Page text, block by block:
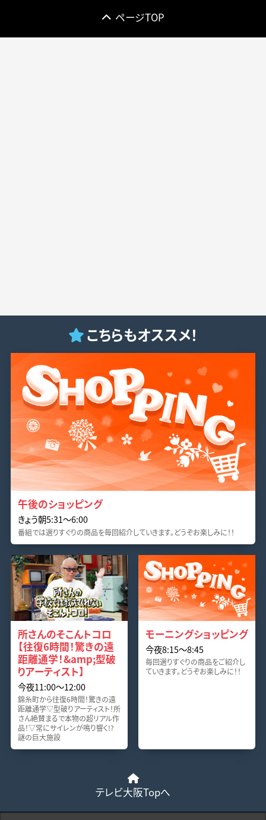
ページTOP
こちらもオススメ！
午後のショッピング
きょう朝5:31〜6:00
番組では選りすぐりの商品を毎回紹介していきます。どうぞお楽しみに！！
所さんのそこんトコロ
【往復6時間！驚きの遠
距離通学！&amp;型破
りアーティスト】
今夜11:00〜12:00
錦糸町から往復6時間！驚きの遠
距離通学▽型破りアーティスト！所
さん絶賛まるで本物の超リアル作
品！▽常にサイレンが鳴り響く!?
謎の巨大施設
モーニングショッピング
今夜8:15〜8:45
毎回選りすぐりの商品をご紹介し
ていきます。どうぞお楽しみに！！
テレビ大阪Topへ